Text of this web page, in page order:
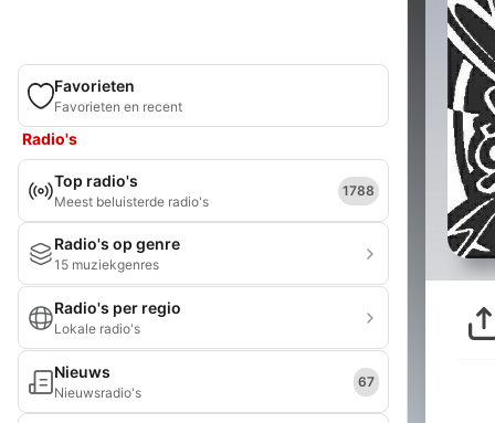
Favorieten
Favorieten en recent
Radio's
Top radio's
Meest beluisterde radio's
1788
Radio's op genre
15 muziekgenres
Radio's per regio
Lokale radio's
Nieuws
Nieuwsradio's
67